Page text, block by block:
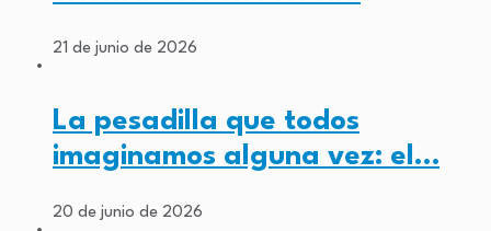
21 de junio de 2026
La pesadilla que todos
imaginamos alguna vez: el…
20 de junio de 2026